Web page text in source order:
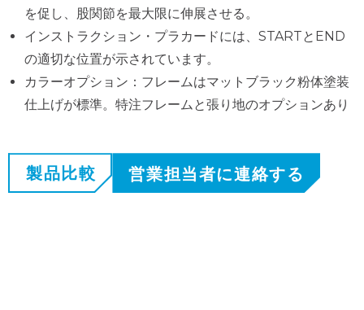
を促し、股関節を最大限に伸展させる。
インストラクション・プラカードには、STARTとEND
の適切な位置が示されています。
カラーオプション：フレームはマットブラック粉体塗装
仕上げが標準。特注フレームと張り地のオプションあり
製品比較 営業担当者に連絡する